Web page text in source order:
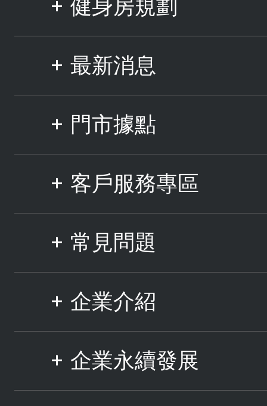
健身房規劃
最新消息
門市據點
客戶服務專區
常見問題
企業介紹
企業永續發展